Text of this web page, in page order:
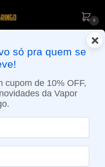
0
PAULO (SEG A SEX): PEDIDOS
VIA MOTOBOY
×
só pra quem se
cupom de 10% OFF,
da Vapor